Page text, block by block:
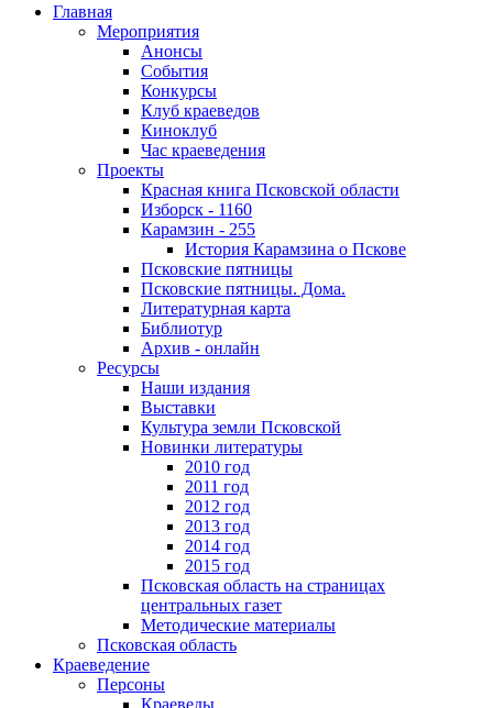
Главная
Мероприятия
Анонсы
События
Конкурсы
Клуб краеведов
Киноклуб
Час краеведения
Проекты
Красная книга Псковской области
Изборск - 1160
Карамзин - 255
История Карамзина о Пскове
Псковские пятницы
Псковские пятницы. Дома.
Литературная карта
Библиотур
Архив - онлайн
Ресурсы
Наши издания
Выставки
Культура земли Псковской
Новинки литературы
2010 год
2011 год
2012 год
2013 год
2014 год
2015 год
Псковская область на страницах
центральных газет
Методические материалы
Псковская область
Краеведение
Персоны
Краеведы